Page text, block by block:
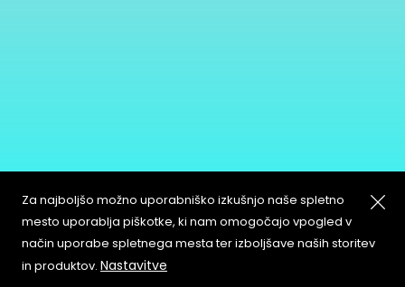
About
Contact
Copyleft
Za najboljšo možno uporabniško izkušnjo naše spletno
mesto uporablja piškotke, ki nam omogočajo vpogled v
način uporabe spletnega mesta ter izboljšave naših storitev
in produktov. Nastavitve